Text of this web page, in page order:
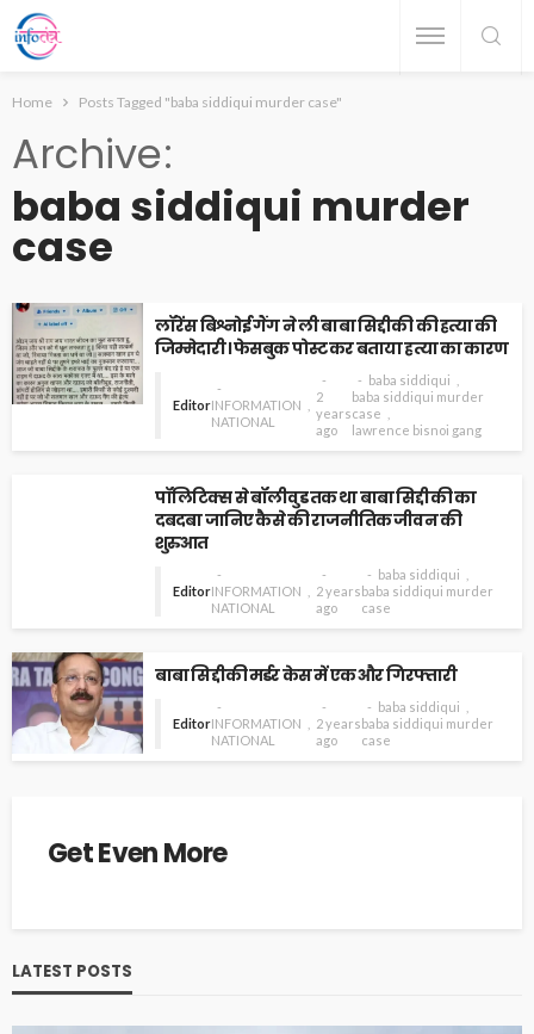
Home Posts Tagged "baba siddiqui murder case"
Archive
baba siddiqui murder
case
लॉरेंस बिश्नोई गैंग ने ली बाबा सिद्दीकी की हत्या की
जिम्मेदारी। फेसबुक पोस्ट कर बताया हत्या का कारण
EditorINFORMATION
NATIONAL
2
years
ago
baba siddiqui
baba siddiqui murder
case
lawrence bisnoi gang
पॉलिटिक्स से बॉलीवुड तक था बाबा सिद्दीकी का
दबदबा जानिए कैसे की राजनीतिक जीवन की
शुरुआत
EditorINFORMATION
NATIONAL
2 years
ago
baba siddiqui
baba siddiqui murder
case
बाबा सिद्दीकी मर्डर केस में एक और गिरफ्तारी
EditorINFORMATION
NATIONAL
2 years
ago
baba siddiqui
baba siddiqui murder
case
Get Even More
LATEST POSTS